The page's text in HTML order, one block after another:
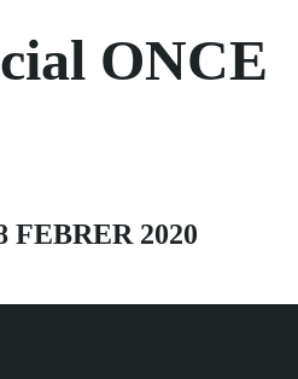
ONCE
FEBRER 2020